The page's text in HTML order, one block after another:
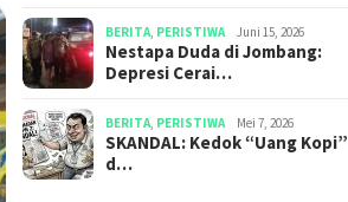
BERITA, PERISTIWA Juni 15, 2026
​​Nestapa Duda di Jombang:
Depresi Cerai…
BERITA, PERISTIWA Mei 7, 2026
SKANDAL: Kedok “Uang Kopi”
d…